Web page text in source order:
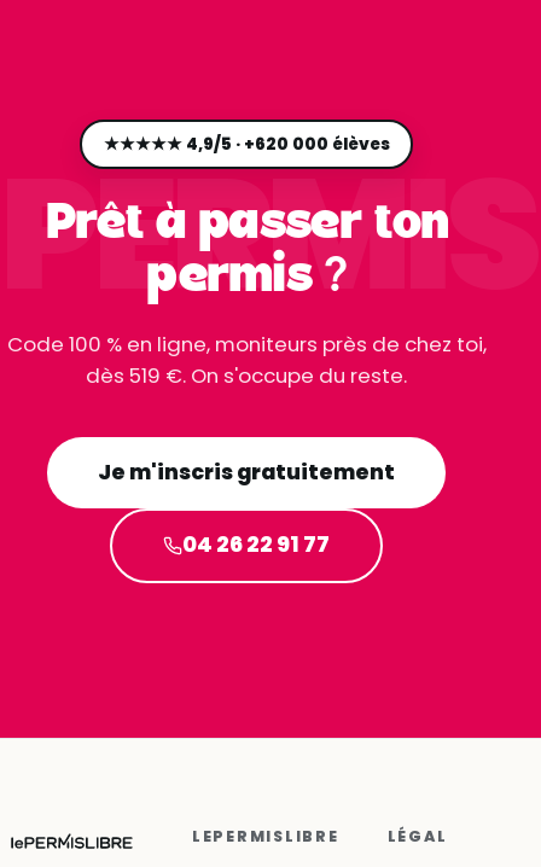
PERMIS
★★★★★ 4,9/5 · +620 000 élèves
Prêt à passer ton
permis ?
Code 100 % en ligne, moniteurs près de chez toi,
dès 519 €. On s'occupe du reste.
Je m'inscris gratuitement
04 26 22 91 77
LEPERMISLIBRE LÉGAL